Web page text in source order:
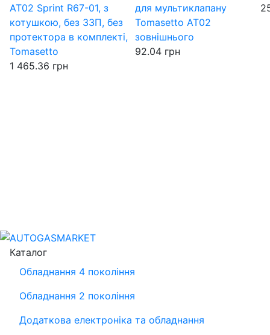
AT02 Sprint R67-01, з
котушкою, без ЗЗП, без
протектора в комплекті,
Tomasetto
1 465.36 грн
для мультиклапану
Tomasetto AT02
зовнішнього
92.04 грн
Каталог
Обладнання 4 покоління
Обладнання 2 покоління
Додаткова електроніка та обладнання